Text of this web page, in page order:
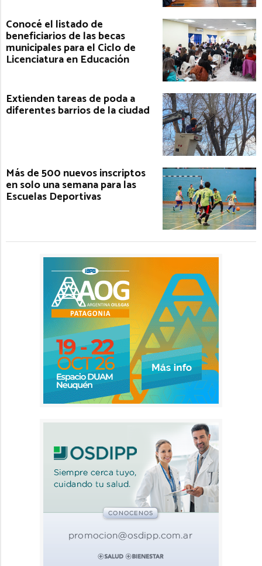
Conocé el listado de
beneficiarios de las becas
municipales para el Ciclo de
Licenciatura en Educación
Extienden tareas de poda a
diferentes barrios de la ciudad
Más de 500 nuevos inscriptos
en solo una semana para las
Escuelas Deportivas